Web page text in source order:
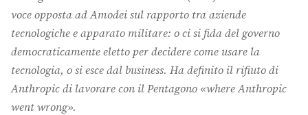
About
The Abstract
Cerca
voce opposta ad Amodei sul rapporto tra aziende
tecnologiche e apparato militare: o ci si fida del governo
democraticamente eletto per decidere come usare la
tecnologia, o si esce dal business. Ha definito il rifiuto di
Anthropic di lavorare con il Pentagono «where Anthropic
went wrong».